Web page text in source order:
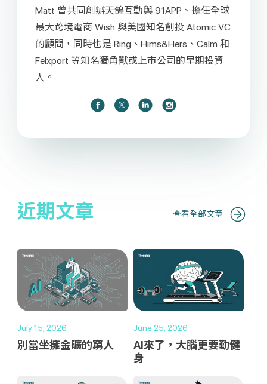
Matt 曾共同創辦天鴿互動與 91APP、擔任全球
最大跨境電商 Wish 與美國知名創投 Atomic VC
的顧問，同時也是 Ring、Hims&Hers、Calm 和
Felxport 等知名獨角獸或上市公司的早期投資
人。
近期文章 查看全部文章
July 15, 2026
別當坐擁金礦的窮人
June 25, 2026
AI來了，大腦更要勤健
身